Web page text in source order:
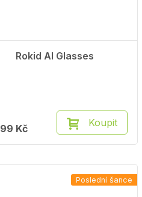
Rokid AI Glasses
Kč Koupit
Poslední šance